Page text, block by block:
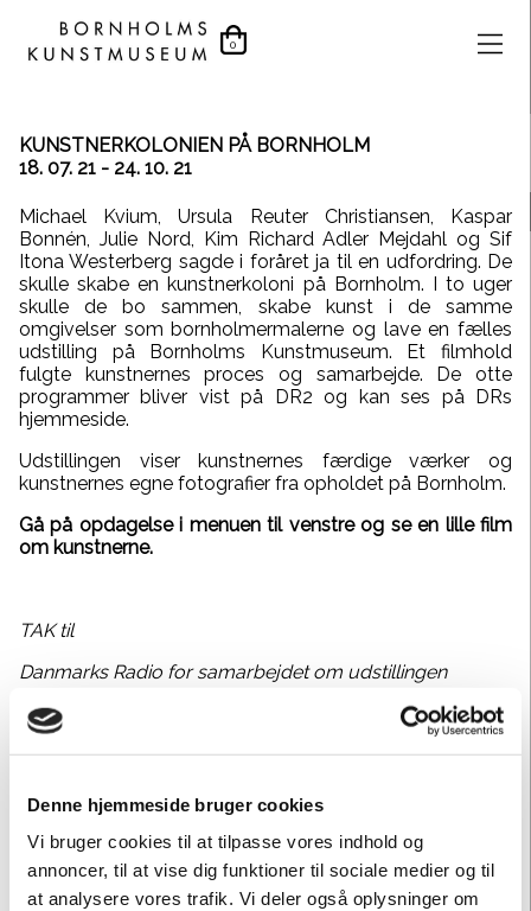
Denne hjemmeside bruger cookies
Vi bruger cookies til at tilpasse vores indhold og
annoncer, til at vise dig funktioner til sociale medier og til
at analysere vores trafik. Vi deler også oplysninger om
0
KUNSTNERKOLONIEN PÅ BORNHOLM
18. 07. 21 - 24. 10. 21
Michael Kvium, Ursula Reuter Christiansen, Kaspar
Bonnén, Julie Nord, Kim Richard Adler Mejdahl og Sif
Itona Westerberg sagde i foråret ja til en udfordring. De
skulle skabe en kunstnerkoloni på Bornholm. I to uger
skulle de bo sammen, skabe kunst i de samme
omgivelser som bornholmermalerne og lave en fælles
udstilling på Bornholms Kunstmuseum. Et filmhold
fulgte kunstnernes proces og samarbejde. De otte
programmer bliver vist på DR2 og kan ses på DRs
hjemmeside.
Udstillingen viser kunstnernes færdige værker og
kunstnernes egne fotografier fra opholdet på Bornholm.
Gå på opdagelse i menuen til venstre og se en lille film
om kunstnerne.
TAK til
Danmarks Radio for samarbejdet om udstillingen
Michael Kvium, Ursula Reuter Christiansen, Kaspar
Bonnén, Julie Nord, Kim Richard Adler Mejdahl og Sif
Itona Westerberg
Michael Thouber, direktør for Kunsthal Charlottenborg,
der har kurateret udstillingen i samarbejde med
kunstfaglig leder Tine Nygaard
Eddy Media, der har produceret TV-programmerne for